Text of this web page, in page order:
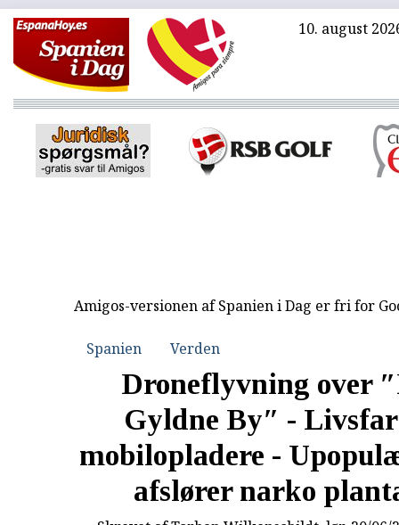
10. august
Amigos-versionen af Spanien i Dag er fri for
Spanien Verden
Droneflyvning over
Gyldne By″ -
mobilopladere -
afslører narko